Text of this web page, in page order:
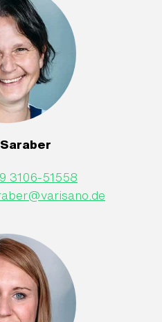
3106-51558
@varisano.de